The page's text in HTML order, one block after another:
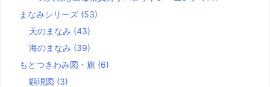
まなみシリーズ (53)
天のまなみ (43)
海のまなみ (39)
もとつきわみ図・旗 (6)
顕現図 (3)